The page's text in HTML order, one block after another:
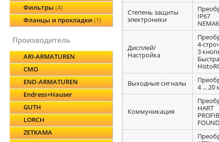
Фильтры 4
Фланцы и прокладки 1
производитель
ARI-ARMATUREN
CMO
END-ARMATUREN
Endress+Hauser
GUTH
LORCH
ZETKAMA
Степень защиты
электроники
IP67
Дисплей/
Настройка
4-
3
Выходные сигналы
4 ... 20
Коммуникация
HART